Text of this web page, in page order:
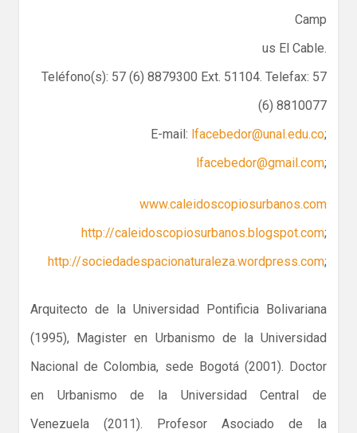
Camp
us El Cable.
Teléfono(s): 57 (6) 8879300 Ext. 51104. Telefax: 57
(6) 8810077
E-mail: lfacebedor@unal.edu.co;
lfacebedor@gmail.com;
www.caleidoscopiosurbanos.com
http://caleidoscopiosurbanos.blogspot.com;
http://sociedadespacionaturaleza.wordpress.com;
Arquitecto de la Universidad Pontificia Bolivariana
(1995), Magister en Urbanismo de la Universidad
Nacional de Colombia, sede Bogotá (2001). Doctor
en Urbanismo de la Universidad Central de
Venezuela (2011). Profesor Asociado de la